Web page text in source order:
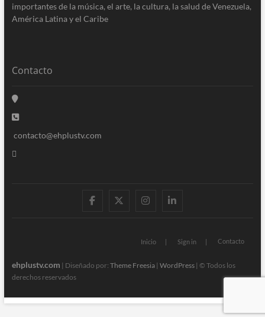
importantes de la música, el arte, la cultura, la salud de Venezuela,
América Latina y el Caribe
Contacto
contacto@ehplustv.com
facebooktwitterinstagram
linkedin
Inicio Sign in Contacto
ehplustv.com | Diseñado por: Theme Freesia| WordPress| © Todos los
derechos reservados